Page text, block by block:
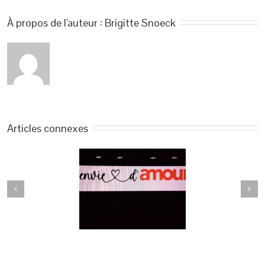
À propos de l'auteur : Brigitte Snoeck
Articles connexes